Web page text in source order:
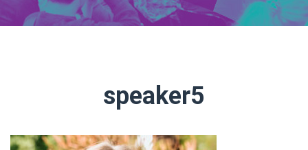
speaker5